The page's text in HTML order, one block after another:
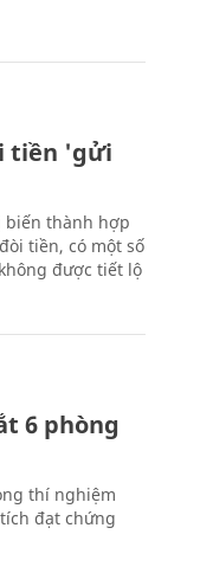
tiền 'gửi
biến thành hợp
tiền, có một số
được tiết lộ
6 phòng
thí nghiệm
đạt chứng